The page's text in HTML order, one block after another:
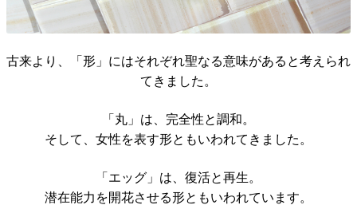
古来より、「形」にはそれぞれ聖なる意味があると考えられ
てきました。
「丸」は、完全性と調和。
そして、女性を表す形ともいわれてきました。
「エッグ」は、復活と再生。
潜在能力を開花させる形ともいわれています。